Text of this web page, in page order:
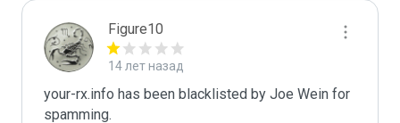
Figure10
14 лет назад
your-rx.info has been blacklisted by Joe Wein for
spamming.